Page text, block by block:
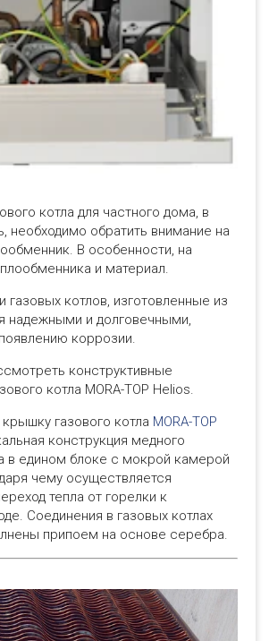
котла для частного дома, в
необходимо обратить внимание на
В особенности, на
и материал.
газовых котлов, изготовленные из
надежными и долговечными,
коррозии.
конструктивные
котла MORA-TOP Helios.
газового котла MORA-TOP
конструкция медного
в едином блоке с мокрой камерой
чему осуществляется
тепла от горелки к
Соединения в газовых котлах
припоем на основе серебра.